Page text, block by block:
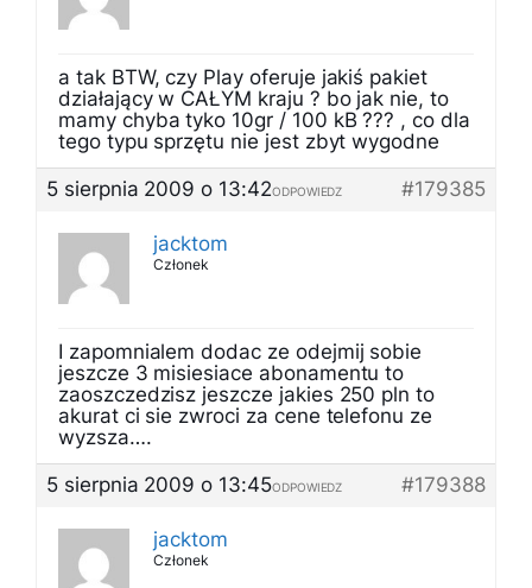
a tak BTW, czy Play oferuje jakiś pakiet
działający w CAŁYM kraju ? bo jak nie, to
mamy chyba tyko 10gr / 100 kB ??? , co dla
tego typu sprzętu nie jest zbyt wygodne
5 sierpnia 2009 o 13:42
#179385
ODPOWIEDZ
jacktom
Członek
I zapomnialem dodac ze odejmij sobie
jeszcze 3 misiesiace abonamentu to
zaoszczedzisz jeszcze jakies 250 pln to
akurat ci sie zwroci za cene telefonu ze
wyzsza….
5 sierpnia 2009 o 13:45
#179388
ODPOWIEDZ
jacktom
Członek